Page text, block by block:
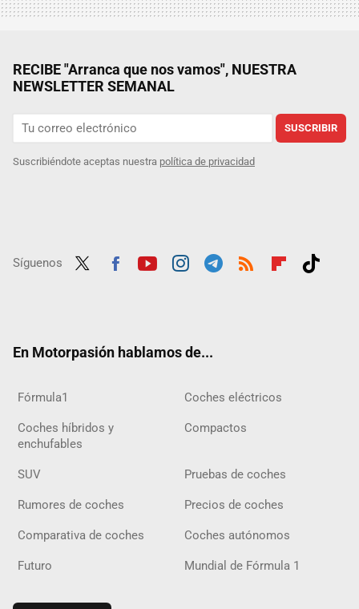
RECIBE "Arranca que nos vamos", NUESTRA
NEWSLETTER SEMANAL
SUSCRIBIR
Suscribiéndote aceptas nuestra política de privacidad
Síguenos
En Motorpasión hablamos de...
Fórmula1 Coches eléctricos
Coches híbridos y
enchufables
Compactos
SUV Pruebas de coches
Rumores de coches Precios de coches
Comparativa de coches Coches autónomos
Futuro Mundial de Fórmula 1